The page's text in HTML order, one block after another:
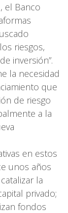
el Banco
riesgos,
inversión”.
la necesidad
que
de riesgo
a la
en estos
unos años
la
privado;
fondos